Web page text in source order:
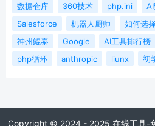
数据仓库
360技术 php.ini AI
Salesforce
机器人厨师 如何选
神州鲲泰
Google AI工具排行榜
php循环
anthropic liunx 初
Copyright © 2024 - 2025 在线工具-